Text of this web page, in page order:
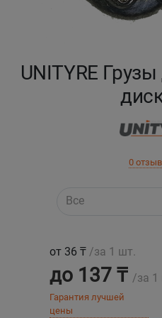
UNITYRE
0
Все
от 36 ₸ /за 1 шт.
до 137 ₸ /за 1
Гарантия лучшей
цены
Темиртау